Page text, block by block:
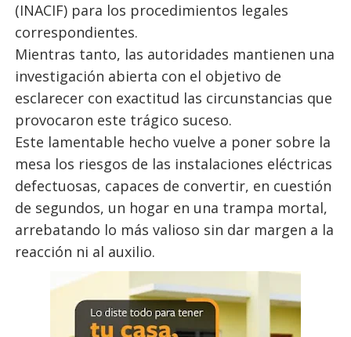
(INACIF) para los procedimientos legales
correspondientes.
Mientras tanto, las autoridades mantienen una
investigación abierta con el objetivo de
esclarecer con exactitud las circunstancias que
provocaron este trágico suceso.
Este lamentable hecho vuelve a poner sobre la
mesa los riesgos de las instalaciones eléctricas
defectuosas, capaces de convertir, en cuestión
de segundos, un hogar en una trampa mortal,
arrebatando lo más valioso sin dar margen a la
reacción ni al auxilio.